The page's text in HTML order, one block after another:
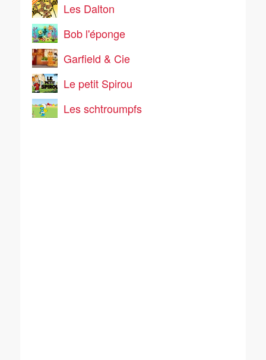
Les Dalton
Bob l'éponge
Garfield & Cie
Le petit Spirou
Les schtroumpfs